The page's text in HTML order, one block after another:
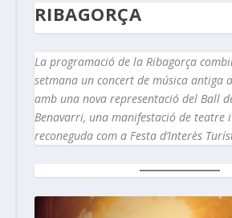
RIBAGORÇA
La programació de la Ribagorça
setmana un concert de música antiga
amb una nova representació del Ball
Benavarri, una manifestació de
reconeguda com a Festa d’Interès